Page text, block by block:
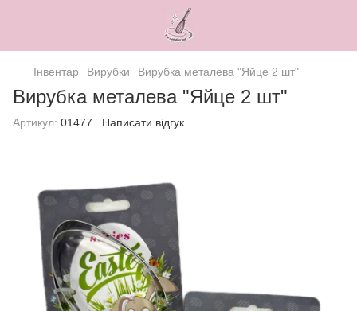
Інвентар Вирубки Вирубка металева "Яйце 2 шт"
Вирубка металева "Яйце 2 шт"
Артикул: 01477 Написати відгук